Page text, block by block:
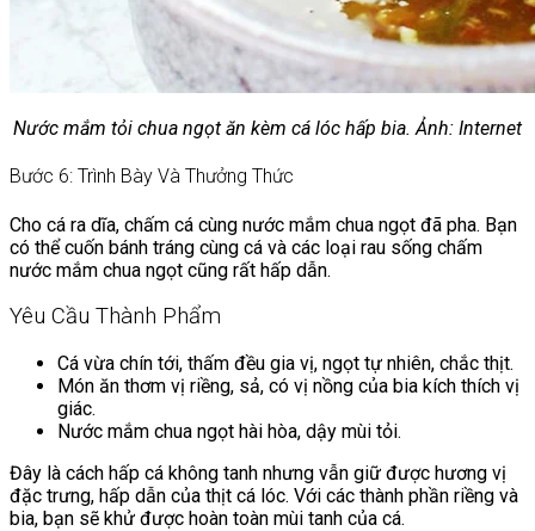
Nước mắm tỏi chua ngọt ăn kèm cá lóc hấp bia. Ảnh: Internet
Bước 6: Trình Bày Và Thưởng Thức
Cho cá ra dĩa, chấm cá cùng nước mắm chua ngọt đã pha. Bạn
có thể cuốn bánh tráng cùng cá và các loại rau sống chấm
nước mắm chua ngọt cũng rất hấp dẫn.
Yêu Cầu Thành Phẩm
Cá vừa chín tới, thấm đều gia vị, ngọt tự nhiên, chắc thịt.
Món ăn thơm vị riềng, sả, có vị nồng của bia kích thích vị
giác.
Nước mắm chua ngọt hài hòa, dậy mùi tỏi.
Đây là cách hấp cá không tanh nhưng vẫn giữ được hương vị
đặc trưng, hấp dẫn của thịt cá lóc. Với các thành phần riềng và
bia, bạn sẽ khử được hoàn toàn mùi tanh của cá.